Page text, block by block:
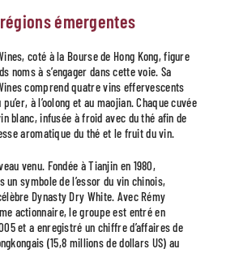
émergentes
coté à la Bourse de Hong Kong, figure
noms à s’engager dans cette voie. Sa
comprend quatre vins effervescents
à l’oolong et au maojian. Chaque cuvée
blanc, infusée à froid avec du thé afin de
aromatique du thé et le fruit du vin.
venu. Fondée à Tianjin en 1980,
un symbole de l’essor du vin chinois,
Dynasty Dry White. Avec Rémy
actionnaire, le groupe est entré en
et a enregistré un chiffre d’affaires de
(15,8 millions de dollars US) au